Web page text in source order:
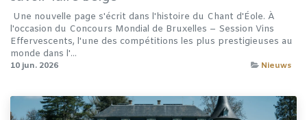
​ ​Une nouvelle page s'écrit dans l'histoire du Chant d'Éole. À
l'occasion du Concours Mondial de Bruxelles – Session Vins
Effervescents, l'une des compétitions les plus prestigieuses au
monde dans l'...
10 jun. 2026 Nieuws